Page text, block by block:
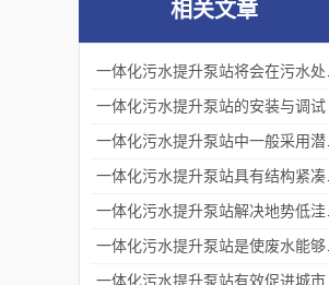
相关文章
一体化污水提升泵站的安装与调试